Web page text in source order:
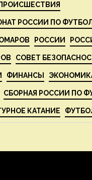
ПРОИСШЕСТВИЯ
РОССИИ ПО
РОССИИ
СОВЕТ
ФИНАНСЫ
СБОРНАЯ РОССИИ ПО
КАТАНИЕ